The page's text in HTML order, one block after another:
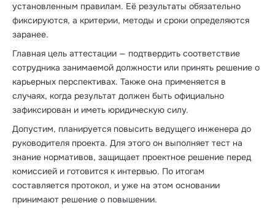
установленным правилам. Её результаты обязательно
фиксируются, а критерии, методы и сроки определяются
заранее.
Главная цель аттестации — подтвердить соответствие
сотрудника занимаемой должности или принять решение о
карьерных перспективах. Также она применяется в
случаях, когда результат должен быть официально
зафиксирован и иметь юридическую силу.
Допустим, планируется повысить ведущего инженера до
руководителя проекта. Для этого он выполняет тест на
знание нормативов, защищает проектное решение перед
комиссией и готовится к интервью. По итогам
составляется протокол, и уже на этом основании
принимают решение о повышении.